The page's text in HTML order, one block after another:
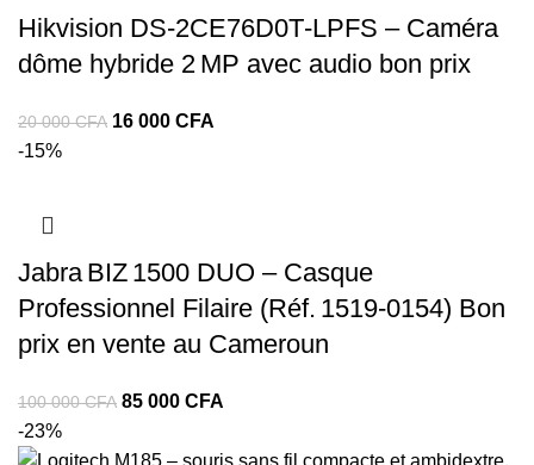
Hikvision DS‑2CE76D0T‑LPFS – Caméra
dôme hybride 2 MP avec audio bon prix
20 000CFA 16 000 CFA
-15%
Jabra BIZ 1500 DUO – Casque
Professionnel Filaire (Réf. 1519‑0154) Bon
prix en vente au Cameroun
100 000CFA 85 000 CFA
-23%